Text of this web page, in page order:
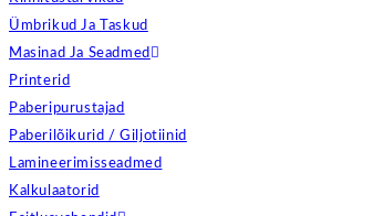
Ümbrikud Ja Taskud
Masinad Ja Seadmed
Printerid
Paberipurustajad
Paberilõikurid / Giljotiinid
Lamineerimisseadmed
Kalkulaatorid